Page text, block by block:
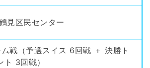
見区民センター
戦（予選スイス 6回戦 ＋ 決勝ト
ト 3回戦）